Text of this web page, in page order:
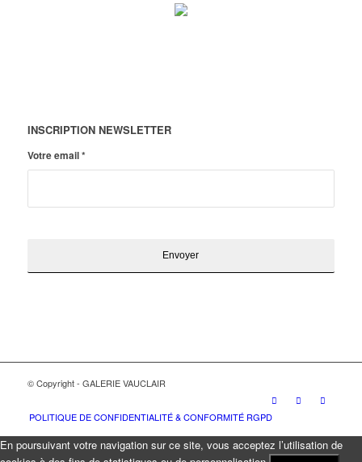
INSCRIPTION NEWSLETTER
Votre email*
© Copyright - GALERIE VAUCLAIR
POLITIQUE DE CONFIDENTIALITÉ & CONFORMITÉ RGPD
En poursuivant votre navigation sur ce site, vous acceptez l’utilisation de